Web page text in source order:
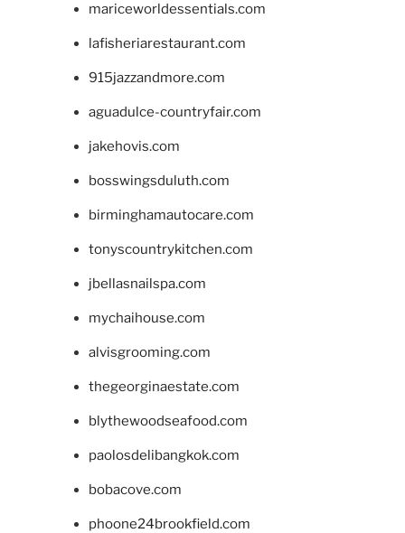
mariceworldessentials.com
lafisheriarestaurant.com
915jazzandmore.com
aguadulce-countryfair.com
jakehovis.com
bosswingsduluth.com
birminghamautocare.com
tonyscountrykitchen.com
jbellasnailspa.com
mychaihouse.com
alvisgrooming.com
thegeorginaestate.com
blythewoodseafood.com
paolosdelibangkok.com
bobacove.com
phoone24brookfield.com